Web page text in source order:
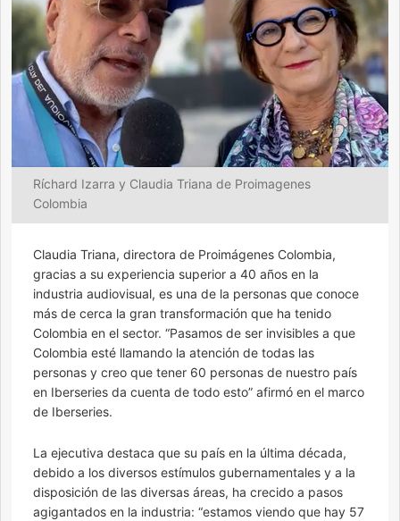
Ríchard Izarra y Claudia Triana de Proimagenes
Colombia
Claudia Triana, directora de Proimágenes Colombia,
gracias a su experiencia superior a 40 años en la
industria audiovisual, es una de la personas que conoce
más de cerca la gran transformación que ha tenido
Colombia en el sector. “Pasamos de ser invisibles a que
Colombia esté llamando la atención de todas las
personas y creo que tener 60 personas de nuestro país
en Iberseries da cuenta de todo esto” afirmó en el marco
de Iberseries.
La ejecutiva destaca que su país en la última década,
debido a los diversos estímulos gubernamentales y a la
disposición de las diversas áreas, ha crecido a pasos
agigantados en la industria: “estamos viendo que hay 57